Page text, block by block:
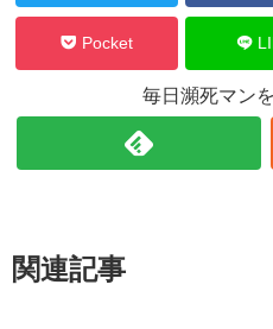
Pocket
毎日瀕死マン
関連記事